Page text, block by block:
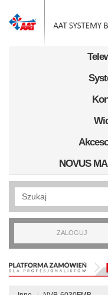
NOVUS
Wyszukiwanie pełnotekstowe
ZALOGUJ